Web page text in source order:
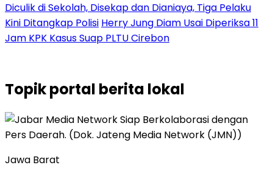
Diculik di Sekolah, Disekap dan Dianiaya, Tiga Pelaku
Kini Ditangkap Polisi Herry Jung Diam Usai Diperiksa 11
Jam KPK Kasus Suap PLTU Cirebon
Topikportal berita lokal
Jawa Barat